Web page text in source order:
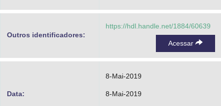
Outros identificadores:
https://hdl.handle.net/1884/60639
Acessar
Data:
8-Mai-2019
8-Mai-2019